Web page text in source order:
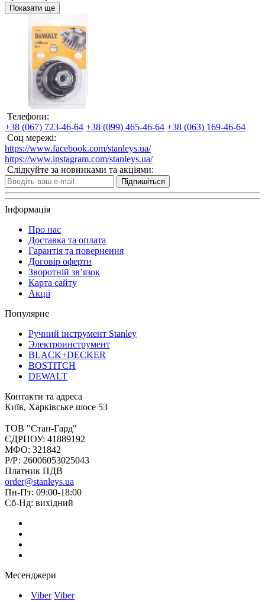
Показати ще
Телефони:
+38 (067) 723-46-64 +38 (099) 465-46-64 +38 (063) 169-46-64
Соц мережі:
https://www.facebook.com/stanleys.ua/
https://www.instagram.com/stanleys.ua/
Слідкуйте за новинками та акціями:
Підпишіться
Інформація
Про нас
Доставка та оплата
Гарантія та повернення
Договір оферти
Зворотній зв’язок
Карта сайту
Акції
Популярне
Ручний інструмент Stanley
Электроинструмент
BLACK+DECKER
BOSTITCH
DEWALT
Контакти та адреса
Київ, Харківське шосе 53
ТОВ "Стан-Гард"
ЄДРПОУ: 41889192
МФО: 321842
Р/Р: 26006053025043
Платник ПДВ
order@stanleys.ua
Пн-Пт: 09:00-18:00
Сб-Нд: вихідний
Месенджери
Viber Viber